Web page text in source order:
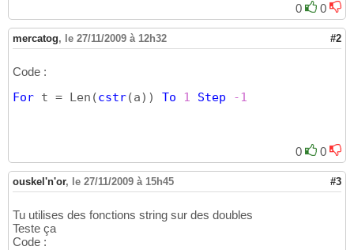
0
0
mercatog, le 27/11/2009 à 12h32 #2
Code :
For t = Len (cstr(a) ) To 1 Step -1
0 0
ouskel'n'or, le 27/11/2009 à 15h45 #3
Tu utilises des fonctions string sur des doubles
Teste ça
Code :